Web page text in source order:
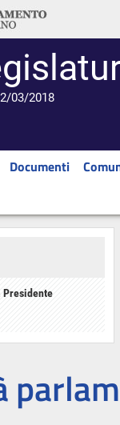
03/2018
Documenti
Presidente